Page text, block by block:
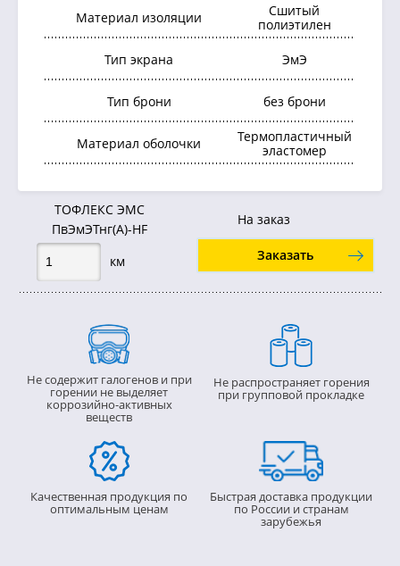
Материал изоляции
Сшитый
полиэтилен
Тип экрана ЭмЭ
Тип брони без брони
Материал оболочки
Термопластичный
эластомер
ТОФЛЕКС ЭМС
ПвЭмЭТнг(А)-HF
На заказ
км Заказать
Не содержит галогенов и при
горении не выделяет
коррозийно-активных
веществ
Не распространяет горения
при групповой прокладке
Качественная продукция по
оптимальным ценам
Быстрая доставка продукции
по России и странам
зарубежья